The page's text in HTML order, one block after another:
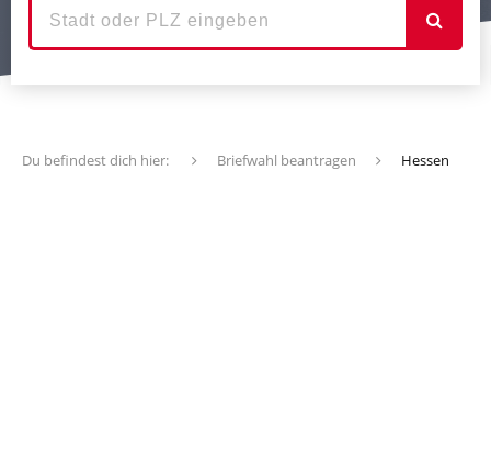
Du befindest dich hier: Briefwahl beantragen Hessen